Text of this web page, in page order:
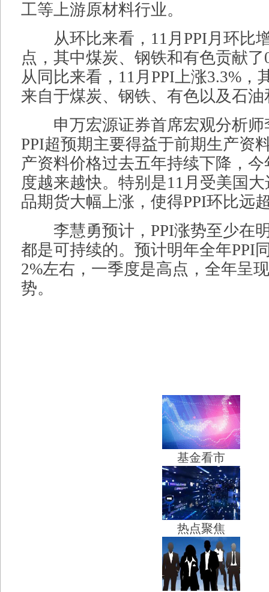
工等上游原材料行业。
从环比来看，11月PPI月环比
点，其中煤炭、钢铁和有色贡献
从同比来看，11月PPI上涨3.3%，
来自于煤炭、钢铁、有色以及石
申万宏源证券首席宏观分析师
PPI超预期主要得益于前期生产资
产资料价格过去五年持续下降，
度越来越快。特别是11月受美国
品期货大幅上涨，使得PPI环比远
李慧勇预计，PPI涨势至少在
都是可持续的。预计明年全年PPI
2%左右，一季度是高点，全年呈
势。
基金看市
热点聚焦